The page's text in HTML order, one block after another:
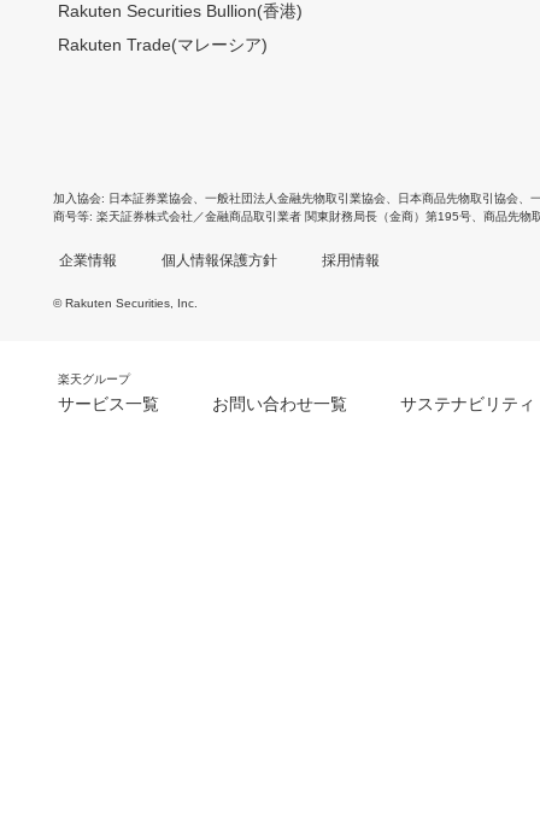
Rakuten Securities Bullion(香港)
Rakuten Trade(マレーシア)
加入協会 日本証券業協会 一般社団法人金融先物取引業協会 日本商品先物取引協会
商号等 楽天証券株式会社／金融商品取引業者 関東財務局長（金商）第195号、商品先物
企業情報 個人情報保護方針 採用情報
© Rakuten Securities, Inc.
楽天グループ
サービス一覧 お問い合わせ一覧 サステナビリティ